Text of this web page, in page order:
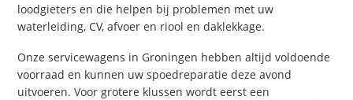
loodgieters en die helpen bij problemen met uw
waterleiding, CV, afvoer en riool en daklekkage.
Onze servicewagens in Groningen hebben altijd voldoende
voorraad en kunnen uw spoedreparatie deze avond
uitvoeren. Voor grotere klussen wordt eerst een